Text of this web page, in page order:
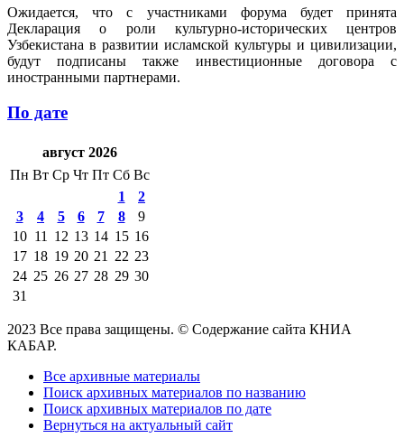
Ожидается, что с участниками форума будет принята
Декларация о роли культурно-исторических центров
Узбекистана в развитии исламской культуры и цивилизации,
будут подписаны также инвестиционные договора с
иностранными партнерами.
По дате
август 2026
Пн Вт Ср Чт Пт Сб Вс
1
2
3
4 5 6 7 8
9
10 11 12 13 14 15 16
17 18 19 20 21 22 23
24 25 26 27 28 29 30
31
2023 Все права защищены. © Содержание сайта КНИА
КАБАР.
Все архивные материалы
Поиск архивных материалов по названию
Поиск архивных материалов по дате
Вернуться на актуальный сайт